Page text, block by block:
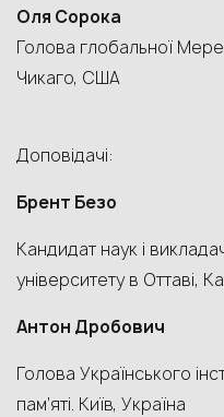
Оля Сорока
Голова глобальної
Чикаго, США
Доповідачі:
Брент Безо
Кандидат наук і
університету в Оттаві,
Антон Дробович
Голова Українського
пам’яті. Київ, Україна